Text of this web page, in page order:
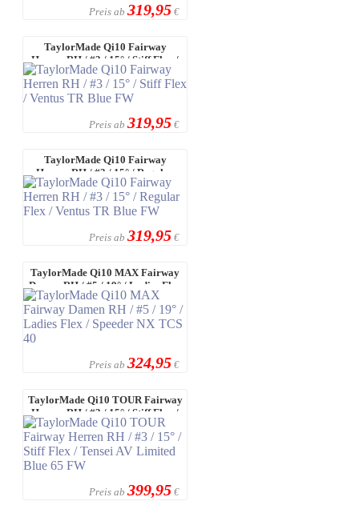
Preis ab 319,95 €
TaylorMade Qi10 Fairway
Herren RH / #3 / 15° / Stiff Flex /
Vent ...
Preis ab 319,95 €
TaylorMade Qi10 Fairway
Herren RH / #3 / 15° / Regular
Flex / Ve ...
Preis ab 319,95 €
TaylorMade Qi10 MAX Fairway
Damen RH / #5 / 19° / Ladies Flex
/ ...
Preis ab 324,95 €
TaylorMade Qi10 TOUR Fairway
Herren RH / #3 / 15° / Stiff Flex /
...
Preis ab 399,95 €